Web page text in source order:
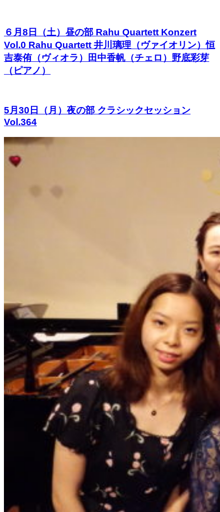
６月8日（土）昼の部 Rahu Quartett Konzert
Vol.0 Rahu Quartett 井川璃理（ヴァイオリン）恒
吉泰侑（ヴィオラ）田中香帆（チェロ）野底彩芽
（ピアノ）
5月30日（月）夜の部 クラシックセッション
Vol.364